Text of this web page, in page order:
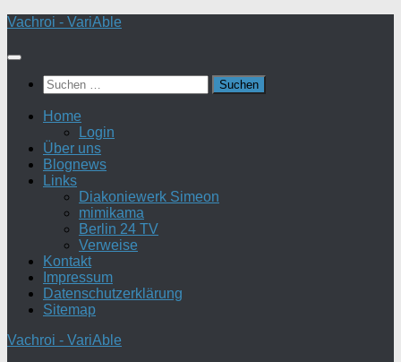
Zum
springen
Vachroi - VariAble
Suchen
nach:
Home
Login
Über uns
Blognews
Links
Diakoniewerk Simeon
mimikama
Berlin 24 TV
Verweise
Kontakt
Impressum
Datenschutzerklärung
Sitemap
Vachroi - VariAble